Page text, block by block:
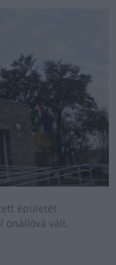
épületét
önállóvá vált.